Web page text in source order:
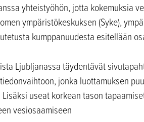
yhteistyöhön, jotta kokemuksia
ympäristökeskuksen (Syke),
kumppanuudesta esitellään
Ljubljanassa täydentävät
jonka luottamuksen
useat korkean tason
vesiosaamiseen